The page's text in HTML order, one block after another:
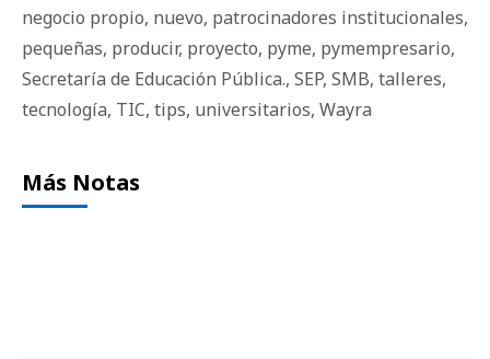
negocio propio, nuevo, patrocinadores institucionales,
pequeñas, producir, proyecto, pyme, pymempresario,
Secretaría de Educación Pública., SEP, SMB, talleres,
tecnología, TIC, tips, universitarios, Wayra
Más Notas